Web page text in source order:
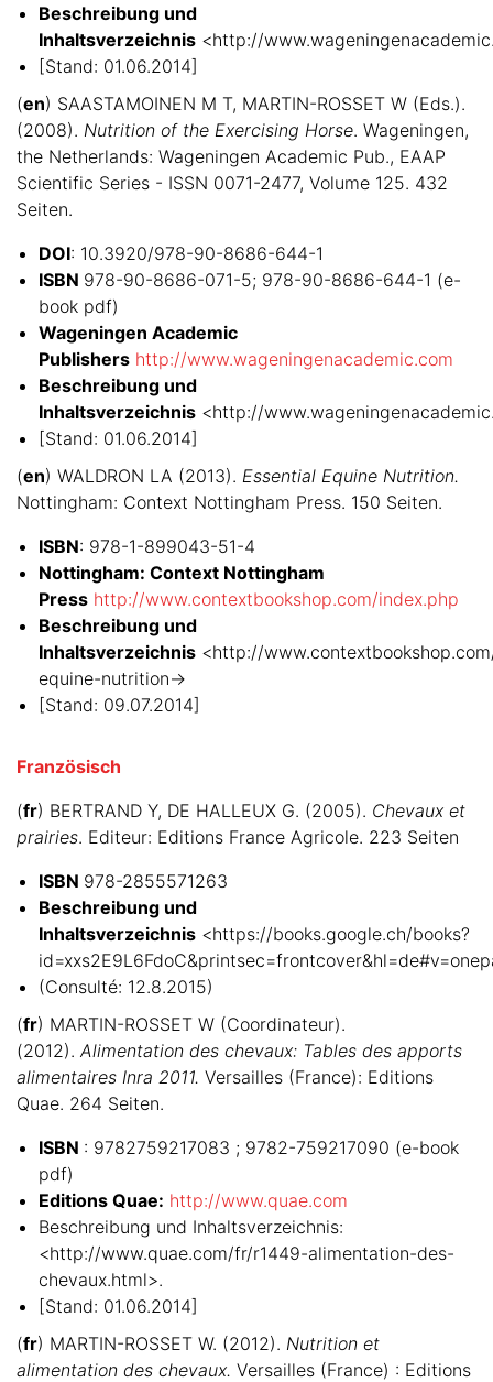
Beschreibung und
Inhaltsverzeichnis <http://
[Stand: 01.06.2014]
(en) SAASTAMOINEN M T, MARTIN-ROSSET W (Eds.).
(2008). Nutrition of the Exercising Horse. Wageningen,
the Netherlands: Wageningen Academic Pub., EAAP
Scientific Series - ISSN 0071-2477, Volume 125. 432
Seiten.
DOI: 10.3920/978-90-8686-644-1
ISBN 978-90-8686-071-5; 978-90-8686-644-1 (e-
book pdf)
Wageningen Academic
Publishers http://www.wageningenacademic.com
Beschreibung und
Inhaltsverzeichnis <http://
[Stand: 01.06.2014]
(en) WALDRON LA (2013). Essential Equine Nutrition.
Nottingham: Context Nottingham Press. 150 Seiten.
ISBN: 978-1-899043-51-4
Nottingham: Context Nottingham
Press http://www.contextbookshop.com/index.php
Beschreibung und
Inhaltsverzeichnis <http://
equine-nutrition->
[Stand: 09.07.2014]
Französisch
(fr) BERTRAND Y, DE HALLEUX G. (2005). Chevaux et
prairies. Editeur: Editions France Agricole. 223 Seiten
ISBN 978-2855571263
Beschreibung und
Inhaltsverzeichnis <https://books.google.ch/books?
(Consulté: 12.8.2015)
(fr) MARTIN-ROSSET W (Coordinateur).
(2012). Alimentation des chevaux: Tables des apports
alimentaires Inra 2011. Versailles (France): Editions
Quae. 264 Seiten.
ISBN : 9782759217083 ; 9782-759217090 (e-book
pdf)
Editions Quae: http://www.quae.com
Beschreibung und Inhaltsverzeichnis:
<http://www.quae.com/fr/r1449-alimentation-des-
chevaux.html>.
[Stand: 01.06.2014]
(fr) MARTIN-ROSSET W. (2012). Nutrition et
alimentation des chevaux. Versailles (France) : Editions